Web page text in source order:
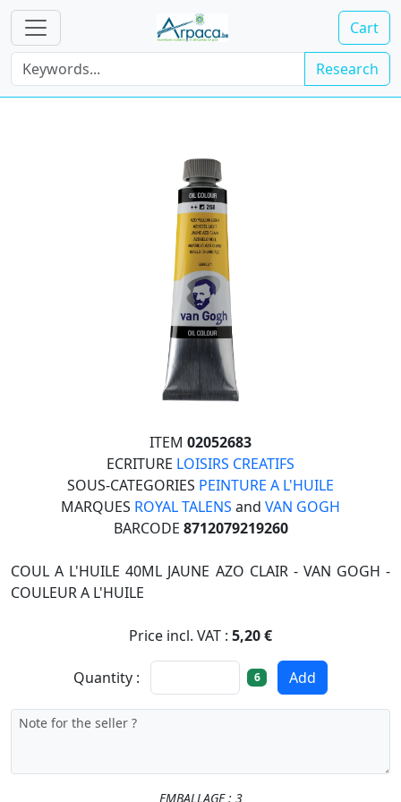
Cart
Research
ITEM 02052683
ECRITURE LOISIRS CREATIFS
SOUS-CATEGORIES PEINTURE A L'HUILE
MARQUES ROYAL TALENS and VAN GOGH
BARCODE 8712079219260
COUL A L'HUILE 40ML JAUNE AZO CLAIR - VAN GOGH -
COULEUR A L'HUILE
Price incl. VAT : 5,20 €
Quantity : 6 Add
EMBALLAGE : 3